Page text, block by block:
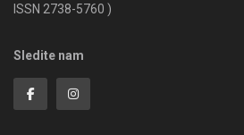
ISSN 2738-5760 )
Sledite nam